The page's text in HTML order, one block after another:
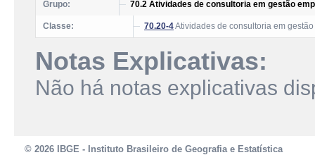
Grupo: 70.2 Atividades de consultoria em gestão
Classe: 70.20-4Atividades de consultoria em
Notas Explicativas:
Não há notas explicativas
© 2026 IBGE - Instituto Brasileiro de Geografia e Estatística